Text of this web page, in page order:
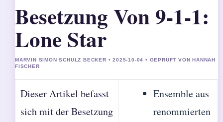
Besetzung Von 9-1-1:
Lone Star
MARVIN SIMON SCHULZ BECKER • 2025-10-04 • GEPRUFT VON HANNAH
FISCHER
Dieser Artikel befasst
sich mit der Besetzung
Ensemble aus
renommierten